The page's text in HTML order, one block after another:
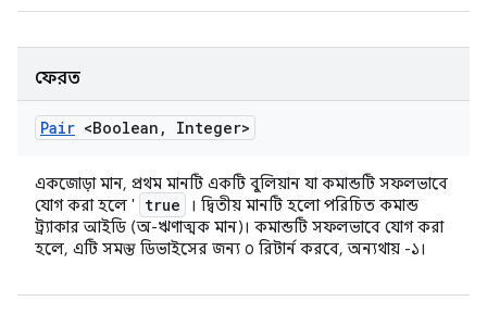
ফেরত
Pair <Boolean , Integer>
একজোড়া মান, প্রথম মানটি একটি বুলিয়ান যা কমান্ডটি সফলভাবে
যোগ করা হলে '
true
। দ্বিতীয় মানটি হলো পরিচিত কমান্ড
ট্র্যাকার আইডি (অ-ঋণাত্মক মান)। কমান্ডটি সফলভাবে যোগ করা
হলে, এটি সমস্ত ডিভাইসের জন্য ০ রিটার্ন করবে, অন্যথায় -১।